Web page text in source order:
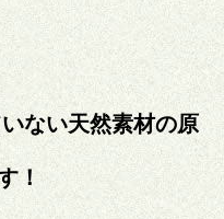
ない天然素材の原
！